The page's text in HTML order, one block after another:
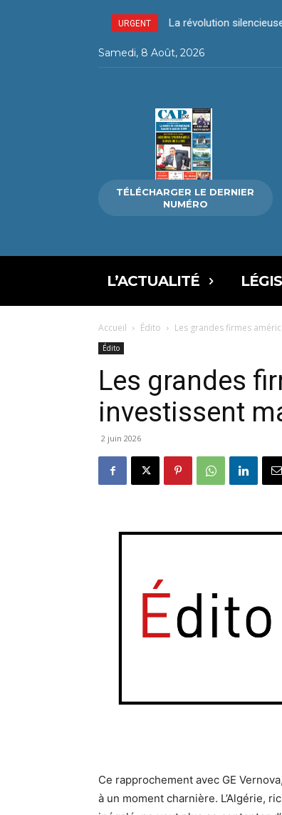
URGENT La révolution
Samedi, 8 Août, 2026
TÉLÉCHARGER LE DERNIER
NUMÉRO
L’ACTUALITÉ
Accueil Édito Les grandes firmes
Édito
Les grandes
investissent
2 juin 2026
Ce rapprochement avec GE
à un moment charnière. L’Algérie,